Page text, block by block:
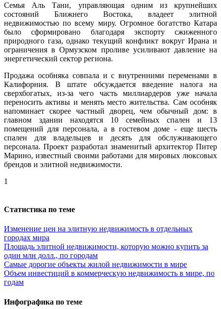
Семья Аль Тани, управляющая одним из крупнейших
состояний Ближнего Востока, владеет элитной
недвижимостью по всему миру. Огромное богатство Катара
было сформировано благодаря экспорту сжиженного
природного газа, однако текущий конфликт вокруг Ирана и
ограничения в Ормузском проливе усиливают давление на
энергетический сектор региона.
Продажа особняка совпала и с внутренними переменами в
Калифорния. В штате обсуждается введение налога на
сверхбогатых, из-за чего часть миллиардеров уже начала
переносить активы и менять место жительства. Сам особняк
напоминает скорее частный дворец, чем обычный дом: в
главном здании находятся 10 семейных спален и 13
помещений для персонала, а в гостевом доме - еще шесть
спален для владельцев и десять для обслуживающего
персонала. Проект разработал знаменитый архитектор Питер
Марино, известный своими работами для мировых люксовых
брендов и элитной недвижимости.
1
Статистика по теме
Изменение цен на элитную недвижимость в отдельных
городах мира
Площадь элитной недвижимости, которую можно купить за
один млн долл., по городам
Самые дорогие объекты жилой недвижимости в мире
Объем инвестиций в коммерческую недвижимость в мире, по
годам
Инфографика по теме